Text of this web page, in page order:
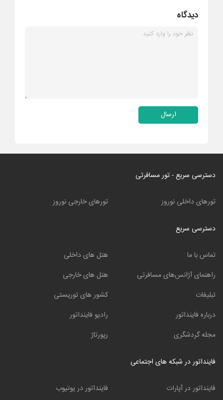
دیدگاه
ارسال
دسترسی سریع - تور مسافرتی
تورهای داخلی نوروز تورهای خارجی نوروز
دسترسی سریع
تماس با ما
راهنمای آژانس‌های مسافرتی
تبلیغات
درباره فاینداتور
مجله گردشگری
هتل های داخلی
هتل های خارجی
کشور های توریستی
رادیو فاینداتور
رپورتاژ
فاینداتور در شبکه های اجتماعی
فاینداتور در آپارات فاینداتور در یوتیوب